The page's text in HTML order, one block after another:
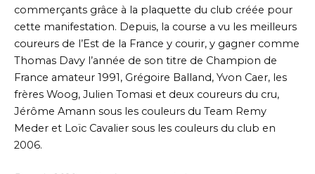
commerçants grâce à la plaquette du club créée pour
cette manifestation. Depuis, la course a vu les meilleurs
coureurs de l’Est de la France y courir, y gagner comme
Thomas Davy l’année de son titre de Champion de
France amateur 1991, Grégoire Balland, Yvon Caer, les
frères Woog, Julien Tomasi et deux coureurs du cru,
Jérôme Amann sous les couleurs du Team Remy
Meder et Loïc Cavalier sous les couleurs du club en
2006.